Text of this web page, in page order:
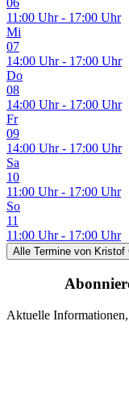
06
11:00 Uhr - 17:00 Uhr
Mi
07
14:00 Uhr - 17:00 Uhr
Do
08
14:00 Uhr - 17:00 Uhr
Fr
09
14:00 Uhr - 17:00 Uhr
Sa
10
11:00 Uhr - 17:00 Uhr
So
11
11:00 Uhr - 17:00 Uhr
Alle Termine von Kristof
Aktuelle